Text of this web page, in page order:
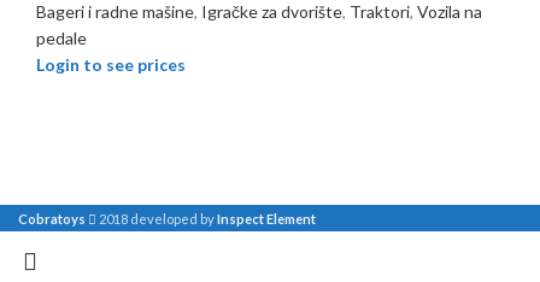
Bageri i radne mašine, Igračke za dvorište, Traktori, Vozila na
pedale
Login to see prices
Cobratoys 2018 developed byInspect Element